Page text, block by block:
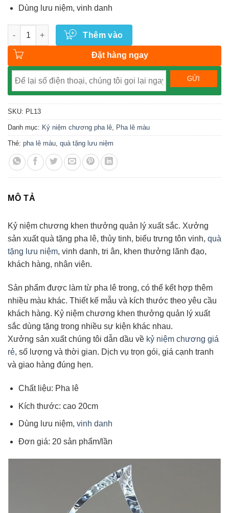
Dùng lưu niệm, vinh danh
Số lượng
Thêm vào
Đặt hàng ngay
SKU: PL13
Danh mục: Kỷ niệm chương pha lê, Pha lê màu
Thẻ: pha lê màu, quà tặng lưu niệm
MÔ TẢ
Kỷ niệm chương khen thưởng quản lý xuất sắc. Xưởng
sản xuất quà tặng pha lê, thủy tinh, biểu trưng tôn vinh, quà
tặng lưu niệm, vinh danh, tri ân, khen thưởng lãnh đạo,
khách hàng, nhân viên.
Sản phẩm được làm từ pha lê trong, có thể kết hợp thêm
nhiều màu khác. Thiết kế mẫu và kích thước theo yêu cầu
khách hàng. Kỷ niệm chương khen thưởng quản lý xuất
sắc dùng tặng trong nhiều sự kiện khác nhau.
Xưởng sản xuất chúng tôi dẫn dầu về kỷ niệm chương giá
rẻ, số lượng và thời gian. Dịch vụ trọn gói, giá cạnh tranh
và giao hàng đúng hẹn.
Chất liệu: Pha lê
Kích thước: cao 20cm
Dùng lưu niệm, vinh danh
Đơn giá: 20 sản phẩm/lần